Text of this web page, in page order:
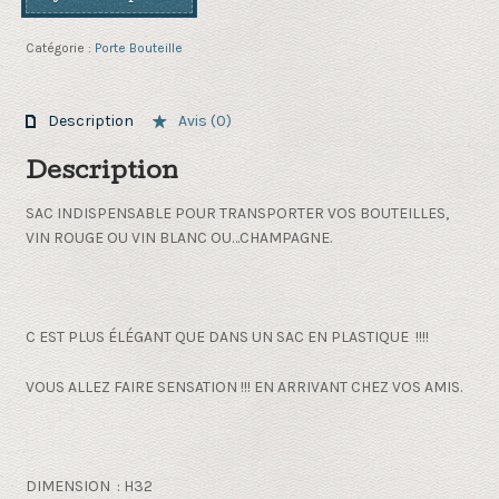
de
Porte
vin
Catégorie : Porte Bouteille
Description Avis (0)
Description
SAC INDISPENSABLE POUR TRANSPORTER VOS BOUTEILLES,
VIN ROUGE OU VIN BLANC OU…CHAMPAGNE.
C EST PLUS ÉLÉGANT QUE DANS UN SAC EN PLASTIQUE !!!!
VOUS ALLEZ FAIRE SENSATION !!! EN ARRIVANT CHEZ VOS AMIS.
DIMENSION : H32